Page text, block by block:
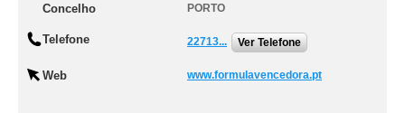
Concelho PORTO
Telefone 22713... Ver Telefone
Web www.formulavencedora.pt